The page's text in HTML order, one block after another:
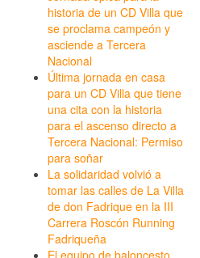
historia de un CD Villa que
se proclama campeón y
asciende a Tercera
Nacional
Última jornada en casa
para un CD Villa que tiene
una cita con la historia
para el ascenso directo a
Tercera Nacional: Permiso
para soñar
La solidaridad volvió a
tomar las calles de La Villa
de don Fadrique en la III
Carrera Roscón Running
Fadriqueña
El equipo de baloncesto